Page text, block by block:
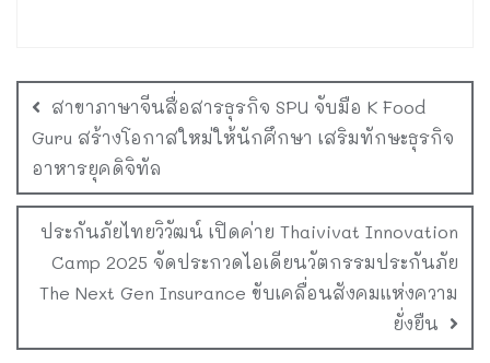
สาขาภาษาจีนสื่อสารธุรกิจ SPU จับมือ K Food
Guru สร้างโอกาสใหม่ให้นักศึกษา เสริมทักษะธุรกิจ
อาหารยุคดิจิทัล
ประกันภัยไทยวิวัฒน์ เปิดค่าย Thaivivat Innovation
Camp 2025 จัดประกวดไอเดียนวัตกรรมประกันภัย
The Next Gen Insurance ขับเคลื่อนสังคมแห่งความ
ยั่งยืน